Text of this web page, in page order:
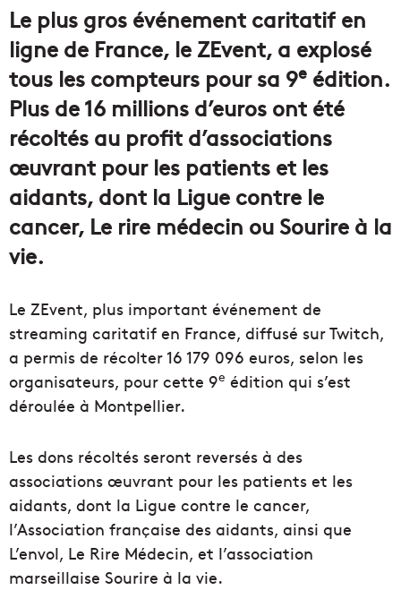
Le plus gros événement caritatif en
ligne de France, le ZEvent, a explosé
tous les compteurs pour sa 9e édition.
Plus de 16 millions d’euros ont été
récoltés au profit d’associations
œuvrant pour les patients et les
aidants, dont la Ligue contre le
cancer, Le rire médecin ou Sourire à la
vie.
Le ZEvent, plus important événement de
streaming caritatif en France, diffusé sur Twitch,
a permis de récolter 16 179 096 euros, selon les
organisateurs, pour cette 9e édition qui s’est
déroulée à Montpellier.
Les dons récoltés seront reversés à des
associations œuvrant pour les patients et les
aidants, dont la Ligue contre le cancer,
l’Association française des aidants, ainsi que
L’envol, Le Rire Médecin, et l’association
marseillaise Sourire à la vie.